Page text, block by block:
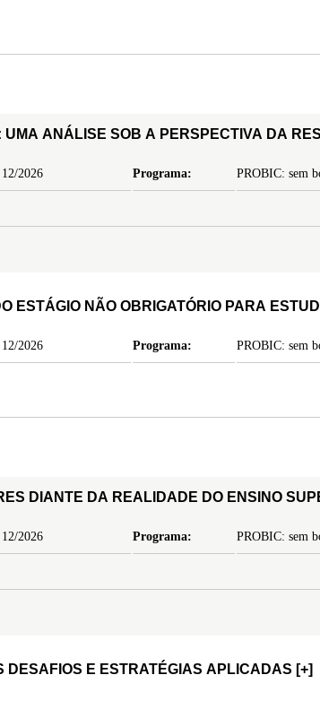
ANÁLISE SOB A PERSPECTIVA DA
2026 Programa: PROBIC: sem
DO ESTÁGIO NÃO OBRIGATÓRIO PARA
2026 Programa: PROBIC: sem
DIANTE DA REALIDADE DO ENSINO
2026 Programa: PROBIC: sem
DESAFIOS E ESTRATÉGIAS APLICADAS [+]